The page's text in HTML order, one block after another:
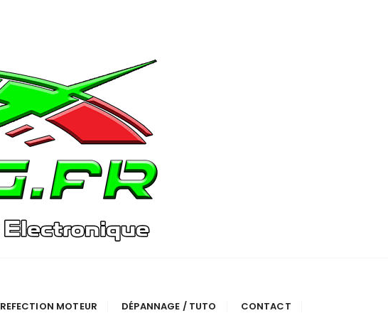
REFECTION MOTEUR DÉPANNAGE / TUTO CONTACT